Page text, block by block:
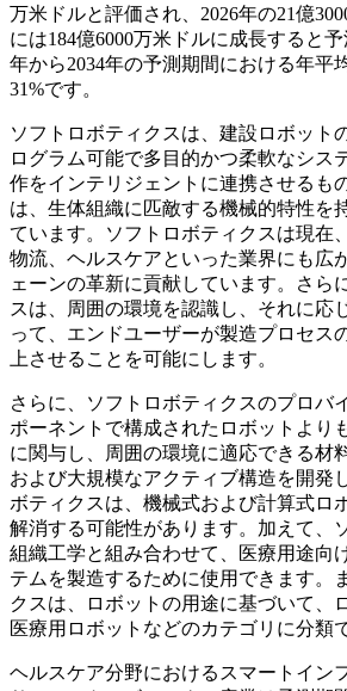
万米ドルと評価され、2026年の21億
には184億6000万米ドルに成長すると
年から2034年の予測期間における年平
31%です。
ソフトロボティクスは、建設ロボット
ログラム可能で多目的かつ柔軟なシス
作をインテリジェントに連携させるも
は、生体組織に匹敵する機械的特性を
ています。ソフトロボティクスは現在
物流、ヘルスケアといった業界にも広
ェーンの革新に貢献しています。さら
スは、周囲の環境を認識し、それに応
って、エンドユーザーが製造プロセス
上させることを可能にします。
さらに、ソフトロボティクスのプロバ
ポーネントで構成されたロボットより
に関与し、周囲の環境に適応できる材
および大規模なアクティブ構造を開発
ボティクスは、機械式および計算式ロ
解消する可能性があります。加えて、
組織工学と組み合わせて、医療用途向
テムを製造するために使用できます。
クスは、ロボットの用途に基づいて、
医療用ロボットなどのカテゴリに分類
ヘルスケア分野におけるスマートイン